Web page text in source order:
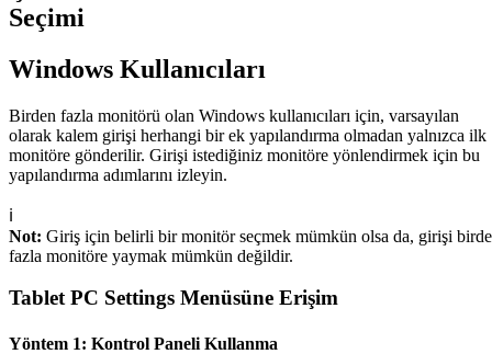
Seçimi
Windows Kullanıcıları
Birden fazla monitörü olan Windows kullanıcıları için, varsayılan
olarak kalem girişi herhangi bir ek yapılandırma olmadan yalnızca ilk
monitöre gönderilir. Girişi istediğiniz monitöre yönlendirmek için bu
yapılandırma adımlarını izleyin.
ℹ️
Not: Giriş için belirli bir monitör seçmek mümkün olsa da, girişi
fazla monitöre yaymak mümkün değildir.
Tablet PC Settings Menüsüne Erişim
Yöntem 1: Kontrol Paneli Kullanma